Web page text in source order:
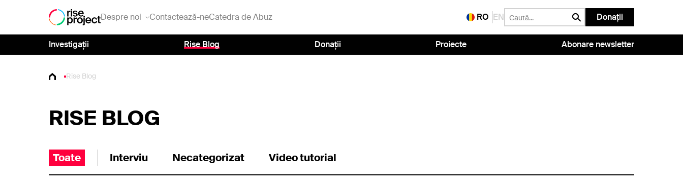
Despre noi Contactează-neCatedra de Abuz RO EN Donații
Investigații Rise Blog Donații Proiecte Abonare newsletter
Rise Blog
RISE BLOG
Toate Interviu Necategorizat Video tutorial